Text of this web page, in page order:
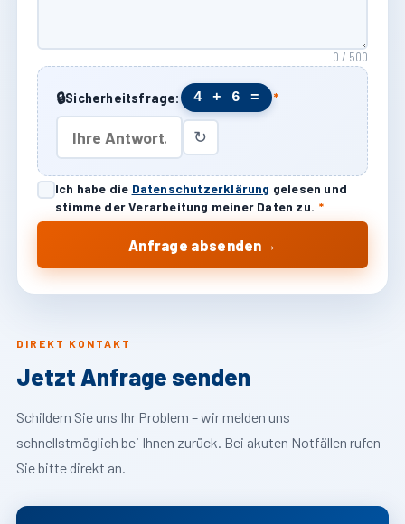
DIREKT KONTAKT
Jetzt Anfrage senden
Schildern Sie uns Ihr Problem – wir melden uns
schnellstmöglich bei Ihnen zurück. Bei akuten Notfällen rufen
Sie bitte direkt an.
0 / 500
🔒Sicherheitsfrage: 4 + 6 = *
↻
Ich habe die Datenschutzerklärung gelesen und
stimme der Verarbeitung meiner Daten zu. *
Anfrage absenden →